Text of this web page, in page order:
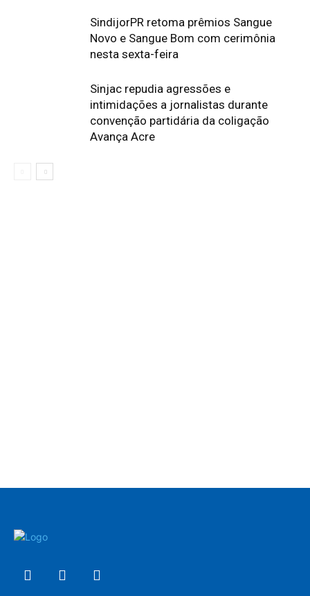
SindijorPR retoma prêmios Sangue
Novo e Sangue Bom com cerimônia
nesta sexta-feira
Sinjac repudia agressões e
intimidações a jornalistas durante
convenção partidária da coligação
Avança Acre